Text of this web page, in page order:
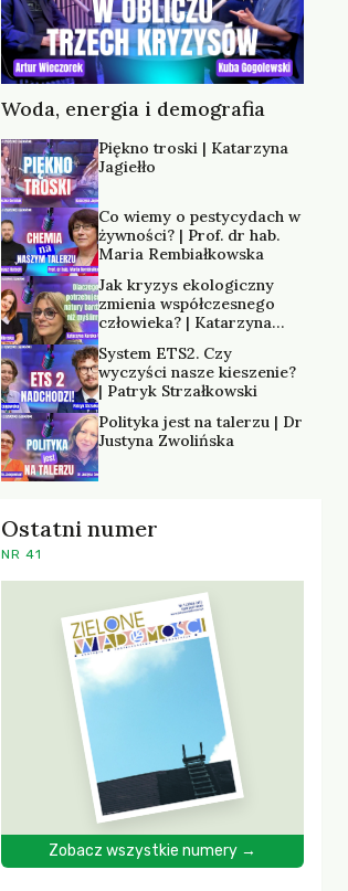
Woda, energia i demografia
Piękno troski | Katarzyna
Jagiełło
Co wiemy o pestycydach w
żywności? | Prof. dr hab.
Maria Rembiałkowska
Jak kryzys ekologiczny
zmienia współczesnego
człowieka? | Katarzyna
System ETS2. Czy
wyczyści nasze kieszenie?
| Patryk Strzałkowski
Polityka jest na talerzu | Dr
Justyna Zwolińska
Ostatni numer
NR 41
Zobacz wszystkie numery →